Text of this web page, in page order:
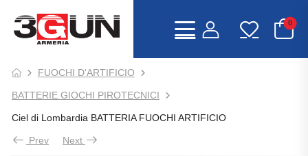
0
FUOCHI D'ARTIFICIO
BATTERIE GIOCHI PIROTECNICI
Ciel di Lombardia BATTERIA FUOCHI ARTIFICIO
Prev Next